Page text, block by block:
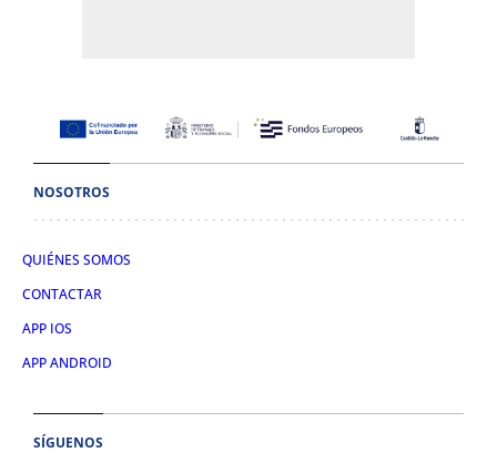
NOSOTROS
QUIÉNES SOMOS
CONTACTAR
APP IOS
APP ANDROID
SÍGUENOS